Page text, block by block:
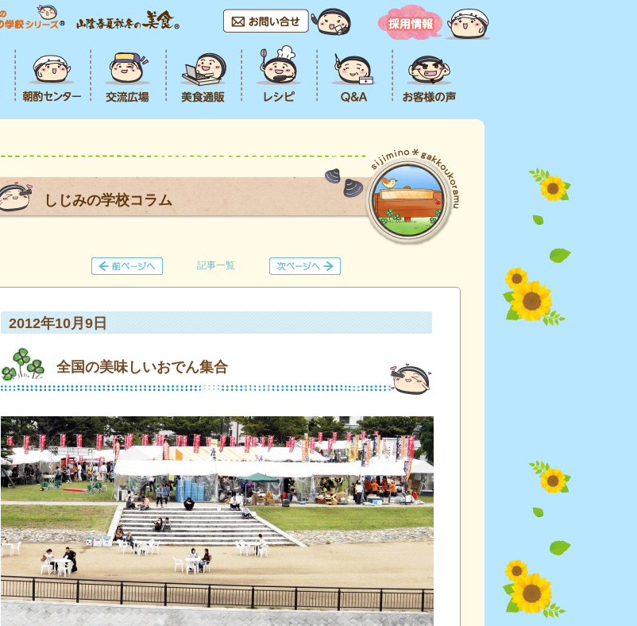
しじみの学校コラム
記事一覧
2012年10月9日
全国の美味しいおでん集合